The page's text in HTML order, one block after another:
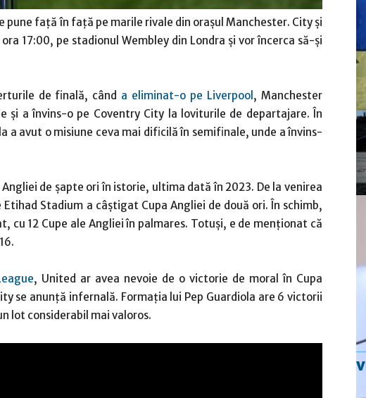
pune față în față pe marile rivale din orașul Manchester. City și
17:00, pe stadionul Wembley din Londra și vor încerca să-și
de finală, când a eliminat-o pe Liverpool , Manchester
și a învins-o pe Coventry City la loviturile de departajare. În
a avut o misiune ceva mai dificilă în semifinale, unde a învins-
de șapte ori în istorie, ultima dată în 2023. De la venirea
Stadium a câștigat Cupa Angliei de două ori. În schimb,
cu 12 Cupe ale Angliei în palmares. Totuși, e de menționat că
, United ar avea nevoie de o victorie de moral în Cupa
se anunță infernală. Formația lui Pep Guardiola are 6 victorii
lot considerabil mai valoros.